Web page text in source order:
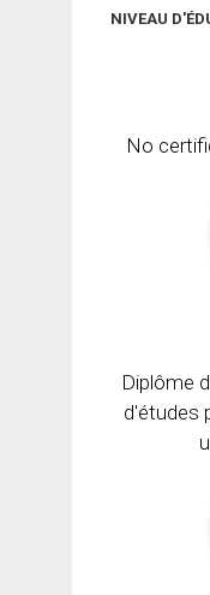
NIVEAU
No
Diplôme
d'études